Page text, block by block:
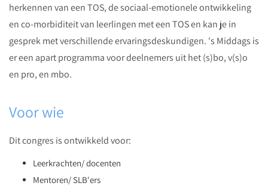
herkennen van een TOS, de sociaal-emotionele ontwikkeling
en co-morbiditeit van leerlingen met een TOS en kan je in
gesprek met verschillende ervaringsdeskundigen. 's Middags is
er een apart programma voor deelnemers uit het (s)bo, v(s)o
en pro, en mbo.
Voor wie
Dit congres is ontwikkeld voor:
Leerkrachten/ docenten
Mentoren/ SLB'ers